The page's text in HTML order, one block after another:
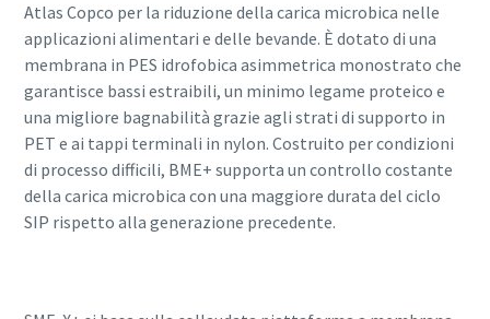
Atlas Copco per la riduzione della carica microbica nelle
applicazioni alimentari e delle bevande. È dotato di una
membrana in PES idrofobica asimmetrica monostrato che
garantisce bassi estraibili, un minimo legame proteico e
una migliore bagnabilità grazie agli strati di supporto in
PET e ai tappi terminali in nylon. Costruito per condizioni
di processo difficili, BME+ supporta un controllo costante
della carica microbica con una maggiore durata del ciclo
SIP rispetto alla generazione precedente.